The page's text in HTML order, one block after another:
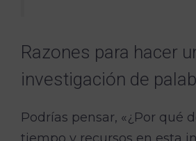
Razones para hacer
investigación de
Podrías pensar, «¿Por qué